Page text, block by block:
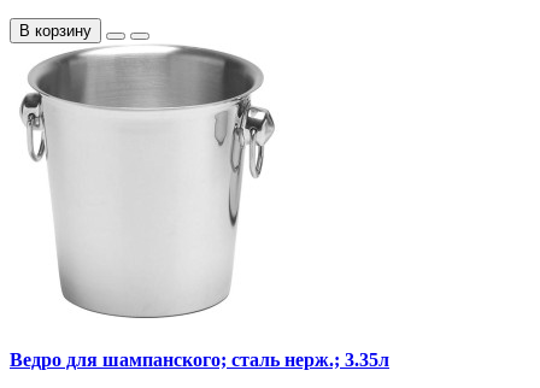
В корзину
Ведро для шампанского; сталь нерж.; 3.35л